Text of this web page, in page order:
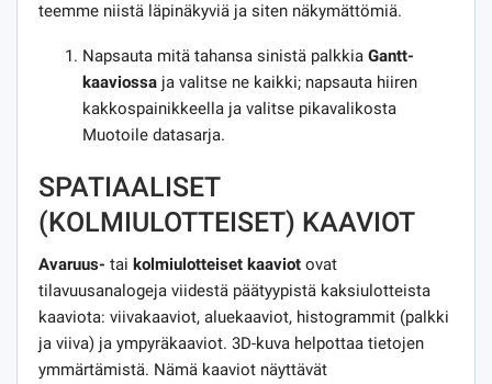
teemme niistä läpinäkyviä ja siten näkymättömiä.
Napsauta mitä tahansa sinistä palkkia Gantt-
kaaviossa ja valitse ne kaikki; napsauta hiiren
kakkospainikkeella ja valitse pikavalikosta
Muotoile datasarja.
SPATIAALISET
(KOLMIULOTTEISET) KAAVIOT
Avaruus- tai kolmiulotteiset kaaviot ovat
tilavuusanalogeja viidestä päätyypistä kaksiulotteista
kaaviota: viivakaaviot, aluekaaviot, histogrammit (palkki
ja viiva) ja ympyräkaaviot. 3D-kuva helpottaa tietojen
ymmärtämistä. Nämä kaaviot näyttävät